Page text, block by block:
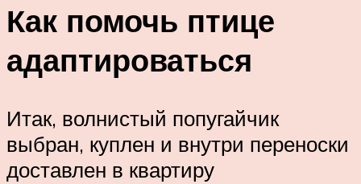
Как помочь птице
адаптироваться
Итак, волнистый попугайчик
выбран, куплен и внутри переноски
доставлен в квартиру